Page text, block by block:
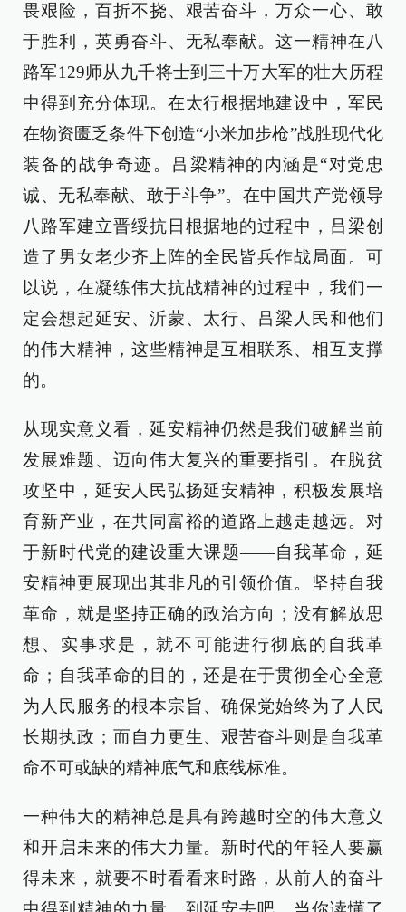
畏艰险，百折不挠、艰苦奋斗，万众一心、敢
于胜利，英勇奋斗、无私奉献。这一精神在八
路军129师从九千将士到三十万大军的壮大历程
中得到充分体现。在太行根据地建设中，军民
在物资匮乏条件下创造“小米加步枪”战胜现代化
装备的战争奇迹。吕梁精神的内涵是“对党忠
诚、无私奉献、敢于斗争”。在中国共产党领导
八路军建立晋绥抗日根据地的过程中，吕梁创
造了男女老少齐上阵的全民皆兵作战局面。可
以说，在凝练伟大抗战精神的过程中，我们一
定会想起延安、沂蒙、太行、吕梁人民和他们
的伟大精神，这些精神是互相联系、相互支撑
的。
从现实意义看，延安精神仍然是我们破解当前
发展难题、迈向伟大复兴的重要指引。在脱贫
攻坚中，延安人民弘扬延安精神，积极发展培
育新产业，在共同富裕的道路上越走越远。对
于新时代党的建设重大课题——自我革命，延
安精神更展现出其非凡的引领价值。坚持自我
革命，就是坚持正确的政治方向；没有解放思
想、实事求是，就不可能进行彻底的自我革
命；自我革命的目的，还是在于贯彻全心全意
为人民服务的根本宗旨、确保党始终为了人民
长期执政；而自力更生、艰苦奋斗则是自我革
命不可或缺的精神底气和底线标准。
一种伟大的精神总是具有跨越时空的伟大意义
和开启未来的伟大力量。新时代的年轻人要赢
得未来，就要不时看看来时路，从前人的奋斗